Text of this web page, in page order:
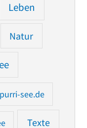
Leben
Natur
see.de
Texte